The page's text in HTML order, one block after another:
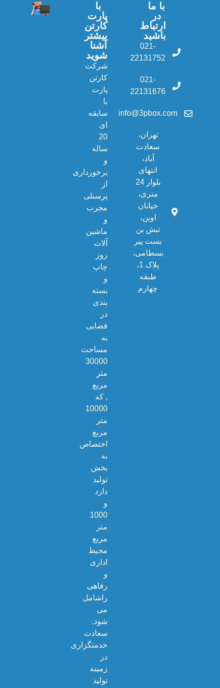
با ما
در
ارتباط
باشید
021-
22131752
021-
22131676
info@3pbox.com
تهران،
سعادت
آباد،
انتهای
بلوار 24
متری،
خیابان
اوین،
نبش بن
بست پیر
بسطامی،
پلاک 1،
طبقه
چهارم
با
پارت
کارتن
بیشتر
آشنا
شوید
شرکت
کارتن
پارت
با
سابقه
ای
20
ساله
و
برخورداری
از
پرسنلی
مجرب
و
ماشین
آلات
روز
چاپ
و
بسته
بندی
در
فضایی
به
مساحت
30000
متر
مربع
, که
10000
متر
مربع
اختصاص
به
بخش
تولید
دارد
و
1000
متر
مربع
محیط
اداری
و
رفاهی
راشامل
می
شود,
سعادت
خدمتگزاری
در
زمینه
تولید